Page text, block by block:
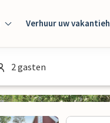
Verhuur uw
2 gasten